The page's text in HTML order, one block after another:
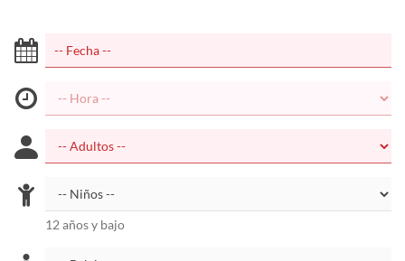
12 años y bajo